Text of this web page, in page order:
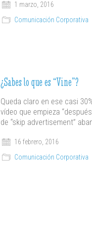
1 marzo, 2016
Comunicación Corporativa
¿Sabes lo que es “Vine”?
Queda claro en ese casi
vídeo que empieza
de “skip advertisement”
16 febrero, 2016
Comunicación Corporativa